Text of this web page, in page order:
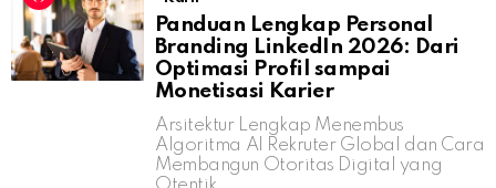
Panduan Lengkap Personal
Branding LinkedIn 2026: Dari
Optimasi Profil sampai
Monetisasi Karier
Arsitektur Lengkap Menembus
Algoritma AI Rekruter Global dan Cara
Membangun Otoritas Digital yang